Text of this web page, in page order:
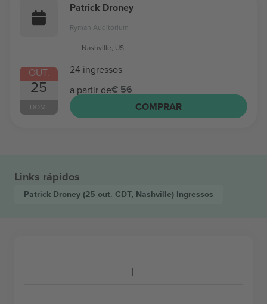
OUT.
25
DOM.
Patrick Droney
Ryman Auditorium
Nashville, US
24 ingressos
a partir de€ 56
COMPRAR
Links rápidos
Patrick Droney (25 out. CDT, Nashville) Ingressos